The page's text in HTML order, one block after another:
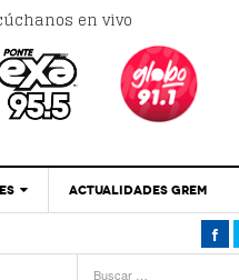
en vivo
‘Se Vale Soñar
ACTUALIDADES GREM